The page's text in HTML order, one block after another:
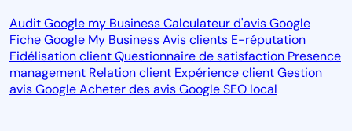
Audit Google my BusinessCalculateur d'avis Google
Fiche Google My BusinessAvis clients E-réputation
Fidélisation clientQuestionnaire de satisfaction Presence
management Relation client Expérience clientGestion
avis GoogleAcheter des avis GoogleSEO local